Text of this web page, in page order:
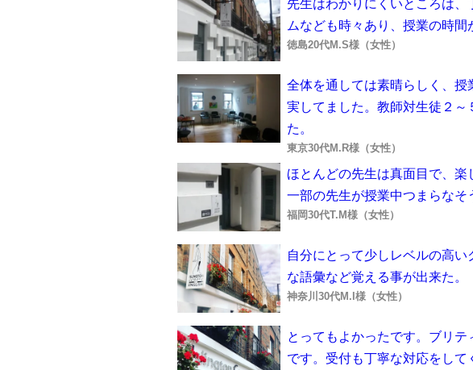
先生はわかりにくいところは
ムなども時々あり、授業の時間
徳島20代M.S様（女性）
全体を通しては素晴らしく、
実してました。教師対生徒２
た。
東京30代M.R様（女性）
ほとんどの先生は真面目で、
一部の先生が授業中つまらなそ
福岡30代T.M様（女性）
自分にとって少しレベルの高
な語彙など覚える事が出来た。
神奈川30代M.I様（女性）
とってもよかったです。ブリ
です。受付も丁寧な対応をして